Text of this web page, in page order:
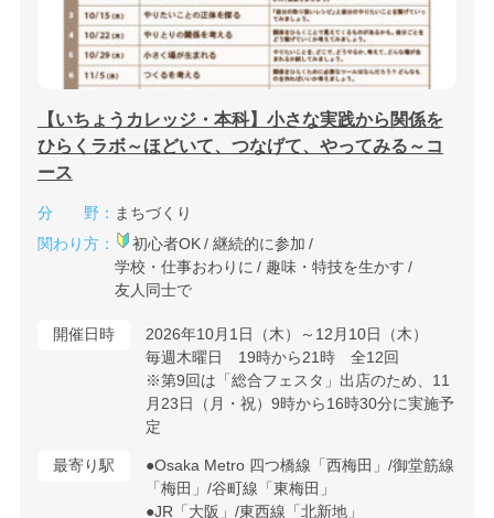
【いちょうカレッジ・本科】小さな実践から関係を
ひらくラボ～ほどいて、つなげて、やってみる～コ
ース
分 野： まちづくり
関わり方：
初心者OK
継続的に参加
学校・仕事おわりに
趣味・特技を生かす
友人同士で
開催日時
2026年10月1日（木）～12月10日（木）
毎週木曜日 19時から21時 全12回
※第9回は「総合フェスタ」出店のため、11
月23日（月・祝）9時から16時30分に実施予
定
最寄り駅
●Osaka Metro 四つ橋線「西梅田」/御堂筋線
「梅田」/谷町線「東梅田」
●JR「大阪」/東西線「北新地」